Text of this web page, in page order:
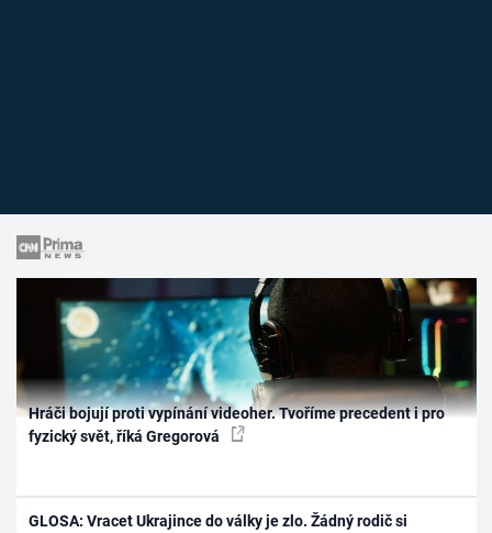
Hráči bojují proti vypínání videoher. Tvoříme precedent i pro
fyzický svět, říká Gregorová
GLOSA: Vracet Ukrajince do války je zlo. Žádný rodič si